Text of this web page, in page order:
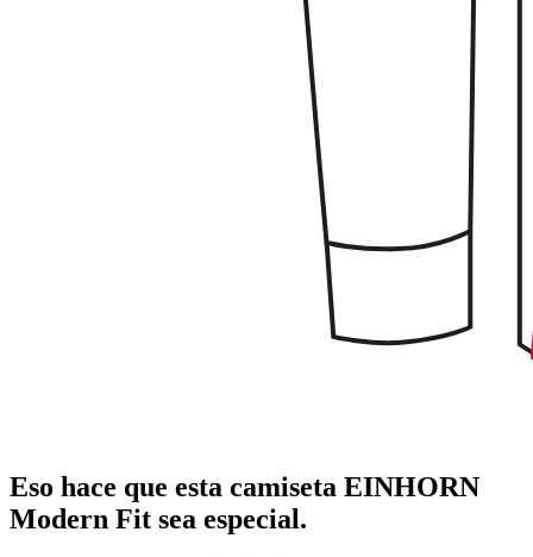
Eso hace que esta camiseta EINHORN
Modern Fit sea especial.